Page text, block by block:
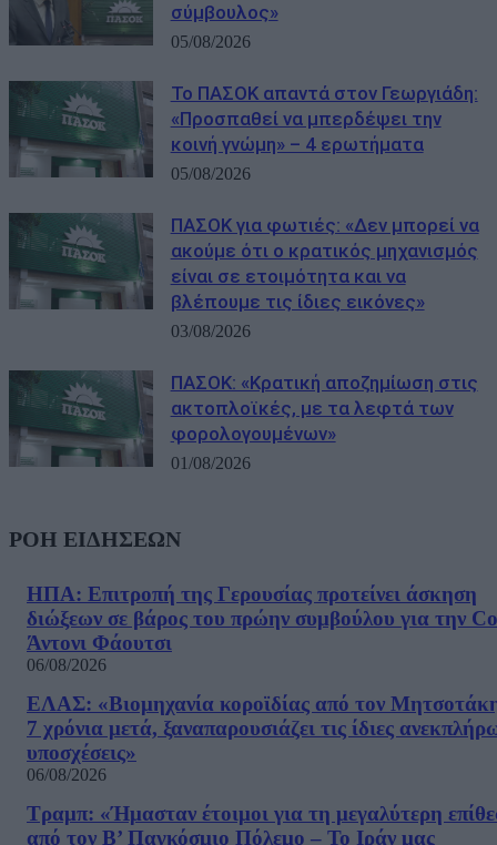
σύμβουλος»
05/08/2026
Το ΠΑΣΟΚ απαντά στον Γεωργιάδη:
«Προσπαθεί να μπερδέψει την
κοινή γνώμη» – 4 ερωτήματα
05/08/2026
ΠΑΣΟΚ για φωτιές: «Δεν μπορεί να
ακούμε ότι ο κρατικός μηχανισμός
είναι σε ετοιμότητα και να
βλέπουμε τις ίδιες εικόνες»
03/08/2026
ΠΑΣΟΚ: «Κρατική αποζημίωση στις
ακτοπλοϊκές, με τα λεφτά των
φορολογουμένων»
01/08/2026
ΡΟΗ ΕΙΔΗΣΕΩΝ
ΗΠΑ: Επιτροπή της Γερουσίας προτείνει άσκηση
διώξεων σε βάρος του πρώην συμβούλου για την
Άντονι Φάουτσι
06/08/2026
ΕΛΑΣ: «Βιομηχανία κοροϊδίας από τον
7 χρόνια μετά, ξαναπαρουσιάζει τις ίδιες
υποσχέσεις»
06/08/2026
Τραμπ: «Ήμασταν έτοιμοι για τη μεγαλύτερη
από τον Β’ Παγκόσμιο Πόλεμο – Το Ιράν μας